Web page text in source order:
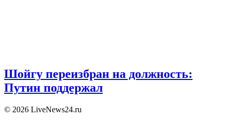
Шойгу переизбран на должность:
Путин поддержал
© 2026 LiveNews24.ru